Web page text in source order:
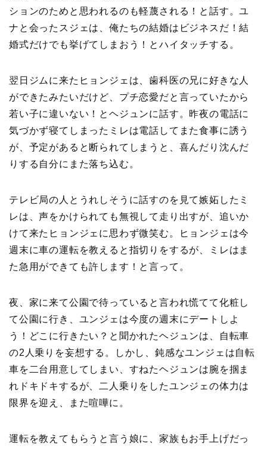
ションのためと思われるのも軽蔑される！と話す。ユ
ナと会ったスジェは、俺たちの結婚はビジネスだ！結
婚式だけでも挙げてしまおう！とハイタッチする。
翌日ジムに来たヒョンジェは、歯科医の兄に好きな人
ができたみたいだけど、プチ恋愛だと言っていたから
若い子に違いない！とヘジュンに話す。昨夜の電話に
気づかず寝てしまったミレは電話してまた食事に誘う
が、予定があると断られてしまうと、喜んだり沈んだ
りする自分にまた落ち込む。
テレビ局の人とうれしそうに話すのを見て嫉妬したミ
レは、声をかけられても無視して走り出すが、追いか
けて来たヒョンジェに思わず微笑む。ヒョンジェは今
週末に車の運転を教えると指切りをするが、ミレはま
た急用ができても許します！と言って。
夜、家に来て公園で待っていると言われ慌てて化粧し
て公園に行き、ユンジェは今度の週末にデートしよ
う！どこに行きたい？と聞かれたヘジュンは、自転車
の2人乗りを妄想する。しかし、鈍感なユンジェは自転
車を二台用意してしまい、すねたヘジュンは腕を掴ま
れドキドキするが、二人乗りをしたユンジェの体力は
限界を迎え、また喧嘩に。
運転を教えてもらうと言う娘に、家族もお手上げだっ